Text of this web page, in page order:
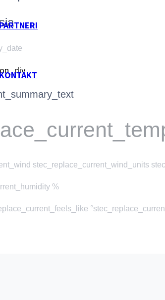
stec_replace_current_wind_units
%